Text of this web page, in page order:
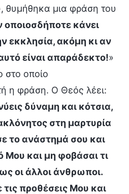
θυμήθηκα μια φράση του
οποιοσδήποτε κάνει
εκκλησία, ακόμη κι αν
είναι απαράδεκτο!»
στο οποίο
η φράση. Ο Θεός λέει:
δύναμη και κότσια,
στη μαρτυρία
το ανάστημά σου και
Μου και μη φοβάσαι τι
οι άλλοι άνθρωποι.
προθέσεις Μου και